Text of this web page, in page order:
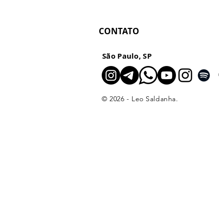
CONTATO
São Paulo, SP
© 2026 - Leo Saldanha.